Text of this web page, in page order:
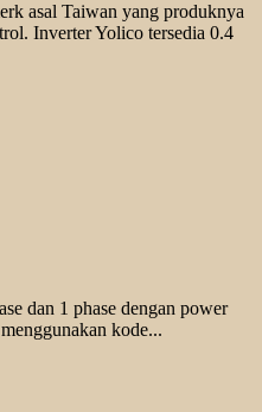
asal Taiwan yang produknya
Inverter Yolico tersedia 0.4
dan 1 phase dengan power
kode...